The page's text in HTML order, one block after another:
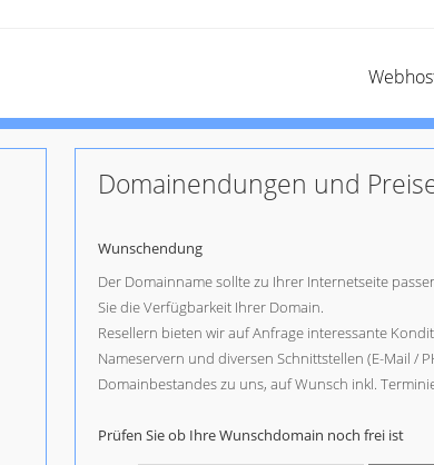
Domainendungen und
Wunschendung
Der Domainname sollte zu Ihrer Internetseite
Sie die Verfügbarkeit Ihrer Domain.
Resellern bieten wir auf Anfrage interessante
Nameservern und diversen Schnittstellen (E-Mail /
Domainbestandes zu uns, auf Wunsch inkl.
Prüfen Sie ob Ihre Wunschdomain noch frei ist